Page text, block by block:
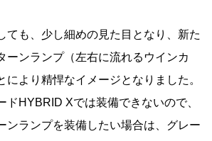
ても、少し細めの見た目となり、新た
ーンランプ（左右に流れるウインカ
により精悍なイメージとなりました。
ドHYBRID Xでは装備できないので、
ンランプを装備したい場合は、グレー